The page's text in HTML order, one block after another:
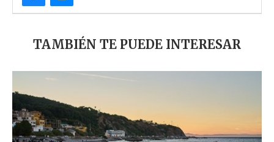
TAMBIÉN TE PUEDE INTERESAR